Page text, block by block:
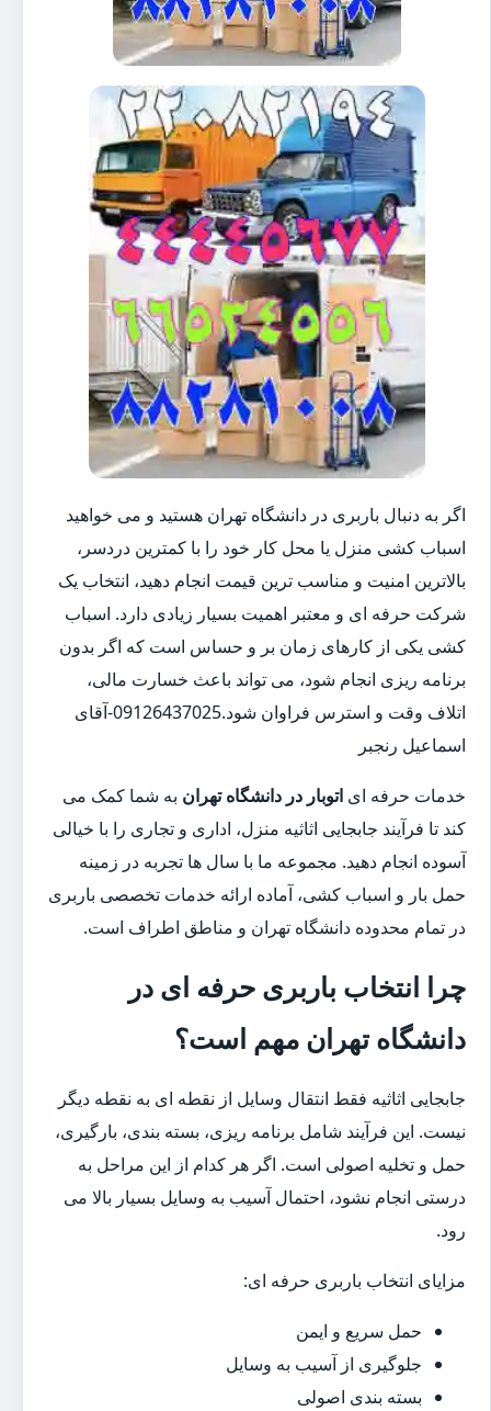
اگر به دنبال باربری در دانشگاه تهران هستید و می خواهید
اسباب کشی منزل یا محل کار خود را با کمترین دردسر،
بالاترین امنیت و مناسب ترین قیمت انجام دهید، انتخاب یک
شرکت حرفه ای و معتبر اهمیت بسیار زیادی دارد. اسباب
کشی یکی از کارهای زمان بر و حساس است که اگر بدون
برنامه ریزی انجام شود، می تواند باعث خسارت مالی،
اتلاف وقت و استرس فراوان شود.09126437025-آقای
اسماعیل رنجبر
خدمات حرفه ای اتوبار در دانشگاه تهران به شما کمک می
کند تا فرآیند جابجایی اثاثیه منزل، اداری و تجاری را با خیالی
آسوده انجام دهید. مجموعه ما با سال ها تجربه در زمینه
حمل بار و اسباب کشی، آماده ارائه خدمات تخصصی باربری
در تمام محدوده دانشگاه تهران و مناطق اطراف است.
چرا انتخاب باربری حرفه ای در
دانشگاه تهران مهم است؟
جابجایی اثاثیه فقط انتقال وسایل از نقطه ای به نقطه دیگر
نیست. این فرآیند شامل برنامه ریزی، بسته بندی، بارگیری،
حمل و تخلیه اصولی است. اگر هر کدام از این مراحل به
درستی انجام نشود، احتمال آسیب به وسایل بسیار بالا می
رود.
مزایای انتخاب باربری حرفه ای:
حمل سریع و ایمن
جلوگیری از آسیب به وسایل
بسته بندی اصولی